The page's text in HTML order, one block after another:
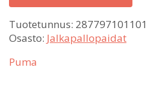
Tuotetunnus: 287797101101
Osasto: Jalkapallopaidat
Puma